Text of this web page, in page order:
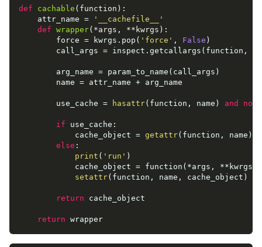
def cachable ( function ):
    attr_name =
'__cachefile__'
def wrapper( *args, **kwrgs ):
        force = kwrgs.pop(
'force' , False )
call_args = inspect.getcallargs(function,
        arg_name = param_to_name(call_args)
        name = attr_name + arg_name
        use_cache =
hasattr(function, name) and not
if use_cache:
            cache_object =
getattr(function, name)
else :
print ( 'run' )
            cache_object = function(*args, **kwrgs)
setattr(function, name, cache_object)
return cache_object
return wrapper